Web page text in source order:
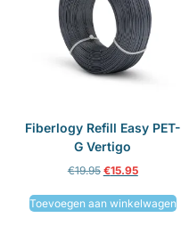
Fiberlogy Refill Easy PET-
G Vertigo
€19.95 €15.95
Toevoegen aan winkelwagen